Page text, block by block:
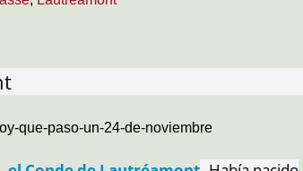
que-paso-un-24-de-noviembre